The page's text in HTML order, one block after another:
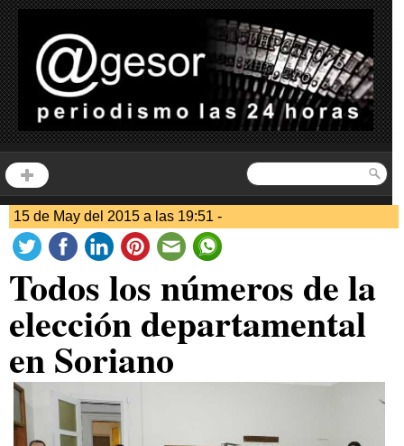
15 de May del 2015 a las 19:51 -
Todos los números de la
elección departamental
en Soriano